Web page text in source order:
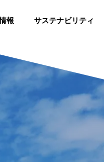
報 サステナビリティ